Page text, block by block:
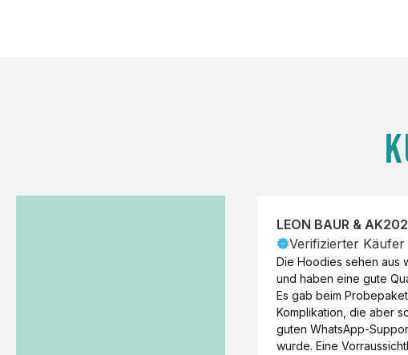
LEON BAUR &
Verifizierter Käufer
Die Hoodies sehen aus
und haben eine gute
Es gab beim
Komplikation, die aber
guten WhatsApp-
wurde. Eine